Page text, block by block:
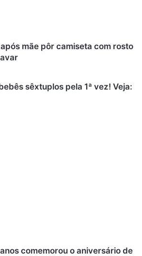
mãe pôr camiseta com rosto
sêxtuplos pela 1ª vez! Veja:
comemorou o aniversário de